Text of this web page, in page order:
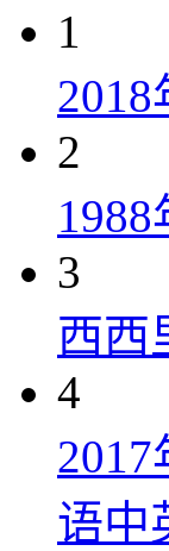
1
2
3
西西
4
语中